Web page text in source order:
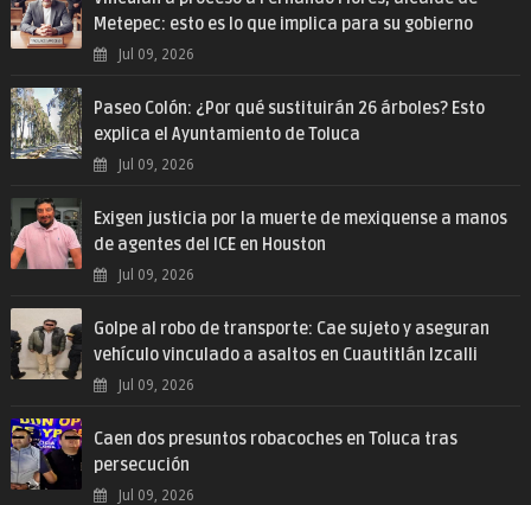
Metepec: esto es lo que implica para su gobierno
Jul 09, 2026
Paseo Colón: ¿Por qué sustituirán 26 árboles? Esto
explica el Ayuntamiento de Toluca
Jul 09, 2026
Exigen justicia por la muerte de mexiquense a manos
de agentes del ICE en Houston
Jul 09, 2026
Golpe al robo de transporte: Cae sujeto y aseguran
vehículo vinculado a asaltos en Cuautitlán Izcalli
Jul 09, 2026
Caen dos presuntos robacoches en Toluca tras
persecución
Jul 09, 2026